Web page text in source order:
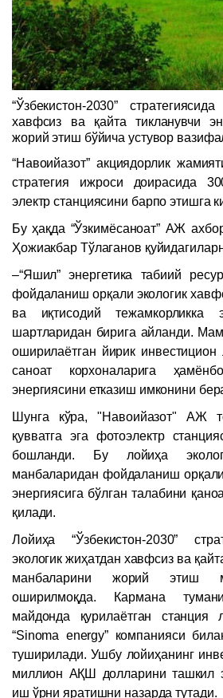
“Ўзбекистон-2030”
хавфсиз ва қайта тикланувчи
жорий этиш бўйича устувор
“Навоийазот” акциядорлик
стратегия ижроси доирасида
электр станциясини барпо этишга
Бу ҳақда “Ўзкимёсаноат” АЖ
Ҳожиакбар Тўлаганов
–“Яшил” энергетика табиий
фойдаланиш орқали экологик
ва иқтисодий тежамкорликка
шартларидан бирига айланди.
оширилаётган йирик
саноат корхоналарига
энергиясини етказиш имконини
Шунга кўра, "Навоийазот" АЖ
қувватга эга фотоэлектр
бошланди. Бу лойиҳа
манбаларидан фойдаланиш орқали
энергиясига бўлган талабини
қилади.
Лойиҳа “Ўзбекистон-2030”
экологик жиҳатдан хавфсиз ва
манбаларини жорий этиш
оширилмоқда. Кармана
майдонда қурилаётган станция
“Sinoma energy” компанияси
туширилади. Ушбу лойиҳанинг
миллион АҚШ долларини ташкил
иш ўрни яратишни назарда тутади.